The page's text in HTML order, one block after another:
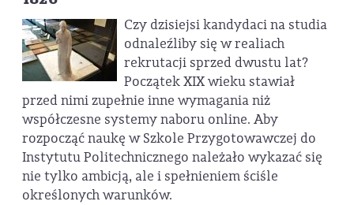
Czy dzisiejsi kandydaci na studia
odnaleźliby się w realiach
rekrutacji sprzed dwustu lat?
Początek XIX wieku stawiał
przed nimi zupełnie inne wymagania niż
współczesne systemy naboru online. Aby
rozpocząć naukę w Szkole Przygotowawczej do
Instytutu Politechnicznego należało wykazać się
nie tylko ambicją, ale i spełnieniem ściśle
określonych warunków.